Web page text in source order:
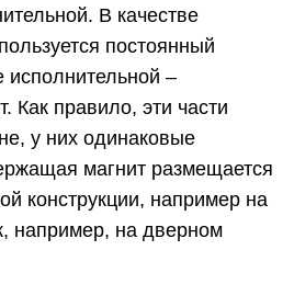
В качестве
постоянный
исполнительной –
Как правило, эти части
у них одинаковые
магнит размещается
конструкции, например на
например, на дверном